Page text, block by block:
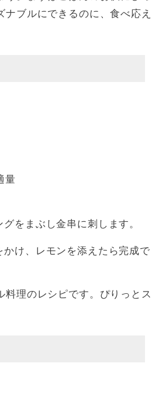
ブルにできるのに、食べ応え
量
をまぶし金串に刺します。
け、レモンを添えたら完成で
理のレシピです。ぴりっとス